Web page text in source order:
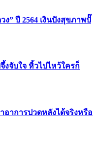
” ปี 2564 เงินปังสุขภาพปั๊
งจับใจ หิ้วไปไหว้ใครก็
อาการปวดหลังได้จริงหรือ